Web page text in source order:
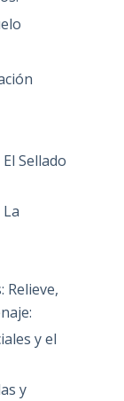
Sellado
Relieve,
y el
y